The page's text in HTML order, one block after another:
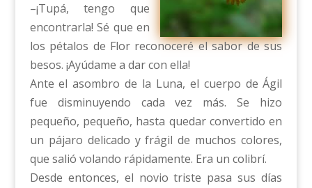
–¡Tupá, tengo que
encontrarla! Sé que en
los pétalos de Flor reconoceré el sabor de sus
besos. ¡Ayúdame a dar con ella!
Ante el asombro de la Luna, el cuerpo de Ágil
fue disminuyendo cada vez más. Se hizo
pequeño, pequeño, hasta quedar convertido en
un pájaro delicado y frágil de muchos colores,
que salió volando rápidamente. Era un colibrí.
Desde entonces, el novio triste pasa sus días